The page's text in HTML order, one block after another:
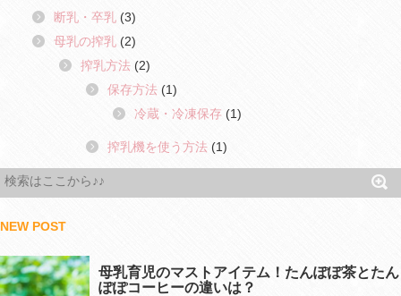
断乳・卒乳 (3)
母乳の搾乳 (2)
搾乳方法 (2)
保存方法 (1)
冷蔵・冷凍保存 (1)
搾乳機を使う方法 (1)
NEW POST
母乳育児のマストアイテム！たんぽぽ茶とたん
ぽぽコーヒーの違いは？